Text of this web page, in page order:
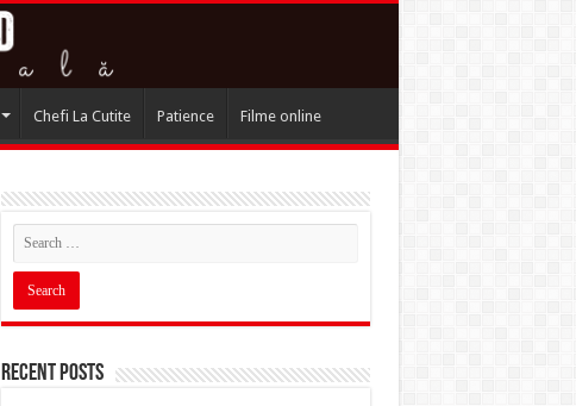
Chefi La Cutite Patience Filme online
Recent Posts